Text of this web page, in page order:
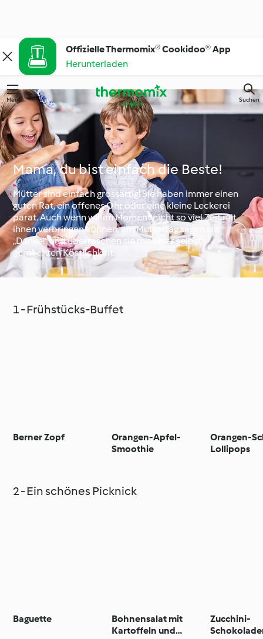
Offizielle Thermomix® Cookidoo® App
Herunterladen
Menü Suchen
Mama, du bist einfach die Beste!
Mütter sind einfach grossartig! Sie haben immer einen
guten Rat, ein offenes Ohr oder eine kleine Leckerei
parat. Auch wenn wir im Moment nicht so viel Zeit mit
ihnen verbringen können, am Muttertag sagen wir
„Danke!“ und überraschen sie mit einer selbst
gemachten Köstlichkeit.
1 - Frühstücks-Buffet
Berner Zopf
Orangen-Apfel-
Smoothie
Orangen-
Lollipops
2 - Ein schönes Picknick
Baguette
Bohnensalat mit
Kartoffeln und
Zucchini-